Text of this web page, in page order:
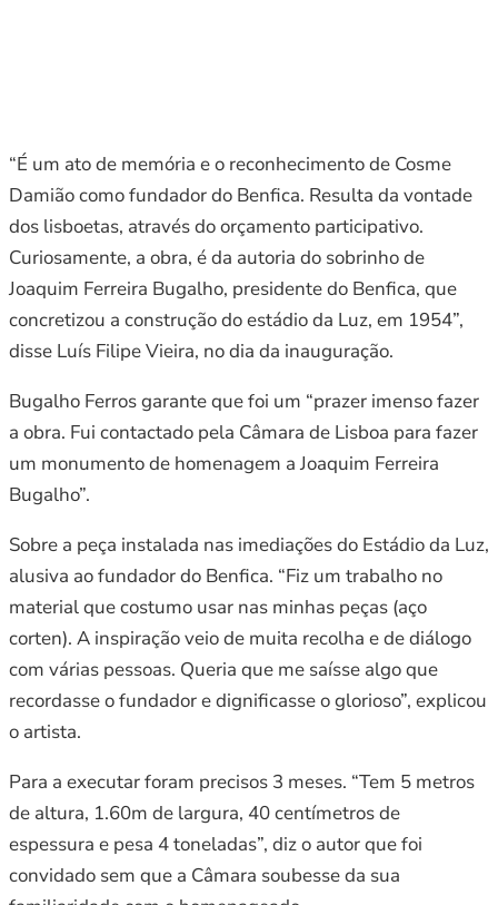
“É um ato de memória e o reconhecimento de Cosme
Damião como fundador do Benfica. Resulta da vontade
dos lisboetas, através do orçamento participativo.
Curiosamente, a obra, é da autoria do sobrinho de
Joaquim Ferreira Bugalho, presidente do Benfica, que
concretizou a construção do estádio da Luz, em 1954”,
disse Luís Filipe Vieira, no dia da inauguração.
Bugalho Ferros garante que foi um “prazer imenso fazer
a obra. Fui contactado pela Câmara de Lisboa para fazer
um monumento de homenagem a Joaquim Ferreira
Bugalho”.
Sobre a peça instalada nas imediações do Estádio da Luz,
alusiva ao fundador do Benfica. “Fiz um trabalho no
material que costumo usar nas minhas peças (aço
corten). A inspiração veio de muita recolha e de diálogo
com várias pessoas. Queria que me saísse algo que
recordasse o fundador e dignificasse o glorioso”, explicou
o artista.
Para a executar foram precisos 3 meses. “Tem 5 metros
de altura, 1.60m de largura, 40 centímetros de
espessura e pesa 4 toneladas”, diz o autor que foi
convidado sem que a Câmara soubesse da sua